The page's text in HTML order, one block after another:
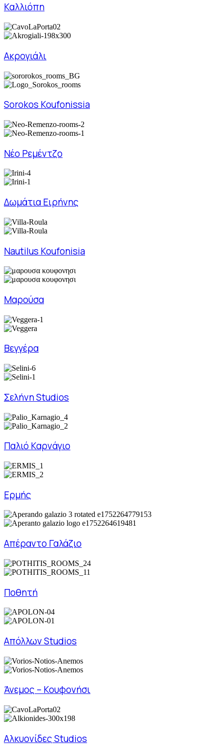
Καλλιόπη
Ακρογιάλι
Sorokos Koufonissia
Νέο Ρεμέντζο
Δωμάτια Ειρήνης
Nautilus Koufonisia
Μαρούσα
Βεγγέρα
Σελήνη Studios
Παλιό Καρνάγιο
Ερμής
Απέραντο Γαλάζιο
Ποθητή
Απόλλων Studios
Άνεμος – Κουφονήσι
Αλκυονίδες Studios